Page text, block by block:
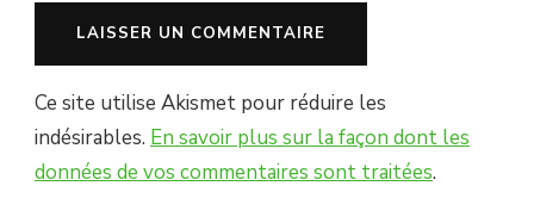
Ce site utilise Akismet pour réduire les
indésirables. En savoir plus sur la façon dont les
données de vos commentaires sont traitées.